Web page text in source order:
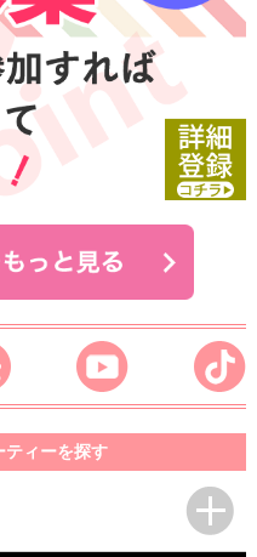
ティーを探す